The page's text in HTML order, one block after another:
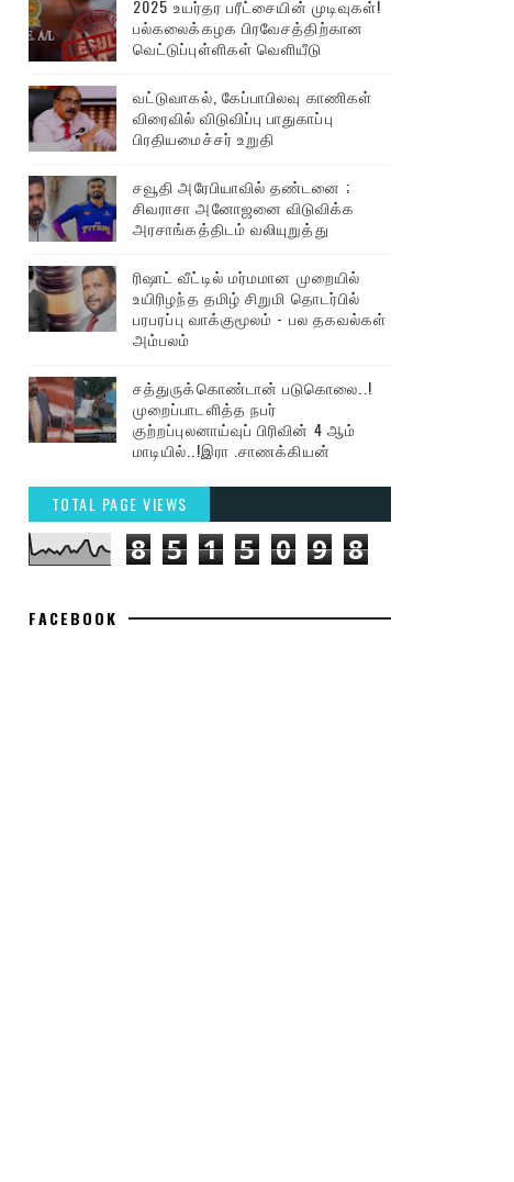
2025 உயர்தர பரீட்சையின் முடிவுகள்!
பல்கலைக்கழக பிரவேசத்திற்கான
வெட்டுப்புள்ளிகள் வெளியீடு
வட்டுவாகல், கேப்பாபிலவு காணிகள்
விரைவில் விடுவிப்பு பாதுகாப்பு
பிரதியமைச்சர் உறுதி
சவூதி அரேபியாவில் தண்டனை ;
சிவராசா அனோஜனை விடுவிக்க
அரசாங்கத்திடம் வலியுறுத்து
ரிஷாட் வீட்டில் மர்மமான முறையில்
உயிரிழந்த தமிழ் சிறுமி தொடர்பில்
பரபரப்பு வாக்குமூலம் - பல தகவல்கள்
அம்பலம்
சத்துருக்கொண்டான் படுகொலை..!
முறைப்பாடளித்த நபர்
குற்றப்புலனாய்வுப் பிரிவின் 4 ஆம்
மாடியில்..!இரா .சாணக்கியன்
TOTAL PAGE VIEWS
8 5 1 5 0 9 8
FACEBOOK